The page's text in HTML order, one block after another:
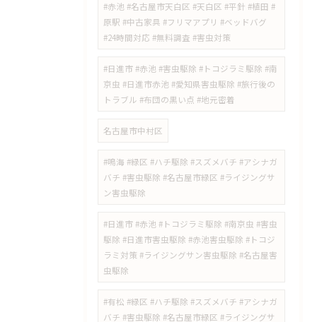
#赤池 #名古屋市天白区 #天白区 #平針 #植田 #
原駅 #中古家具 #フリマアプリ #ベッドバグ
#24時間対応 #無料調査 #害虫対策
​#日進市 #赤池 #害虫駆除 #トコジラミ駆除 #南
京虫 #日進市赤池 #愛知県害虫駆除 #旅行後の
トラブル #布団の黒い点 #地元密着
名古屋市中村区
#鳴海 #緑区 #ハチ駆除 #スズメバチ #アシナガ
バチ #害虫駆除 #名古屋市緑区 #ライジングサ
ン害虫駆除
#日進市 #赤池 #トコジラミ駆除 #南京虫 #害虫
駆除 #日進市害虫駆除 #赤池害虫駆除 #トコジ
ラミ対策 #ライジングサン害虫駆除 #名古屋害
虫駆除
#有松 #緑区 #ハチ駆除 #スズメバチ #アシナガ
バチ #害虫駆除 #名古屋市緑区 #ライジングサ